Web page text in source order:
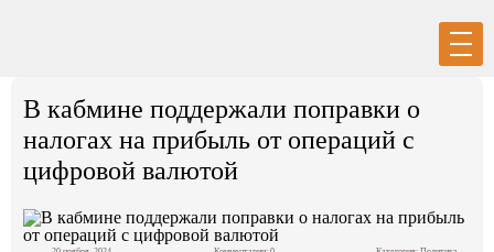
Политика
В кабмине поддержали поправки о
налогах на прибыль от операций с
цифровой валютой